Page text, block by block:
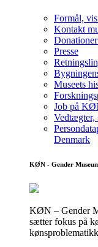
Formål,
Kontakt
Presse
Museets
Job på
Vedtægter,
Denmark
KØN - Gender
KØN – Gender
sætter fokus på